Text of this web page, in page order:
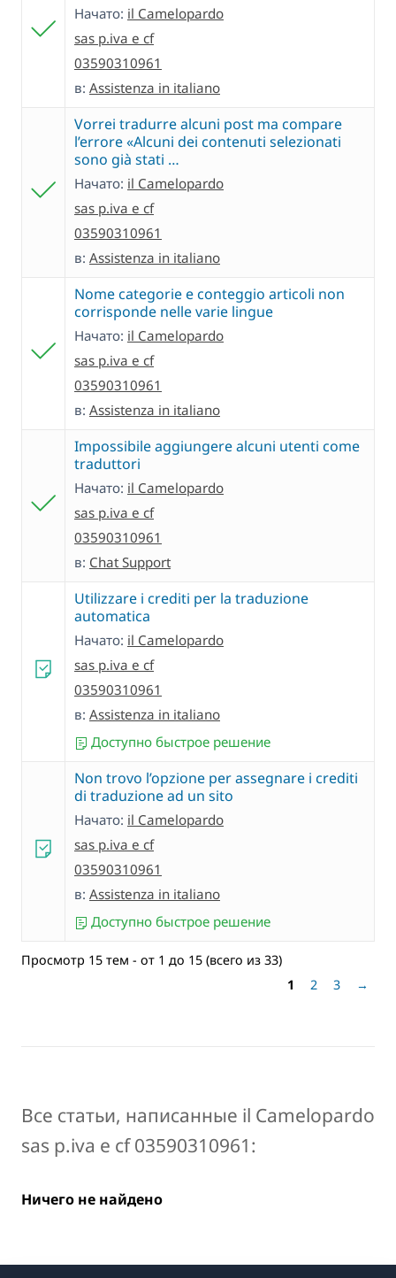
Начато: il Camelopardo
sas p.iva e cf
03590310961
в: Assistenza in italiano
Vorrei tradurre alcuni post ma compare
l’errore «Alcuni dei contenuti selezionati
sono già stati …
Начато: il Camelopardo
sas p.iva e cf
03590310961
в: Assistenza in italiano
Nome categorie e conteggio articoli non
corrisponde nelle varie lingue
Начато: il Camelopardo
sas p.iva e cf
03590310961
в: Assistenza in italiano
Impossibile aggiungere alcuni utenti come
traduttori
Начато: il Camelopardo
sas p.iva e cf
03590310961
в: Chat Support
Utilizzare i crediti per la traduzione
automatica
Начато: il Camelopardo
sas p.iva e cf
03590310961
в: Assistenza in italiano
Доступно быстрое решение
Non trovo l’opzione per assegnare i crediti
di traduzione ad un sito
Начато: il Camelopardo
sas p.iva e cf
03590310961
в: Assistenza in italiano
Доступно быстрое решение
Просмотр 15 тем - от 1 до 15 (всего из 33)
1
2 3 →
Все статьи, написанные il Camelopardo
sas p.iva e cf 03590310961:
Ничего не найдено